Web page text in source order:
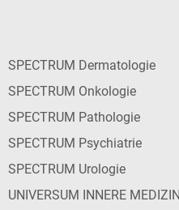
SPECTRUM Dermatologie
SPECTRUM Onkologie
SPECTRUM Pathologie
SPECTRUM Psychiatrie
SPECTRUM Urologie
UNIVERSUM INNERE MEDIZIN